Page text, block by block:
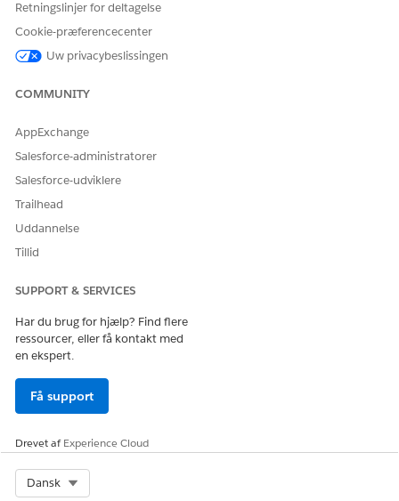
sidelayoutet.
Gem dine ændringer.
Retningslinjer for deltagelse
Cookie-præferencecenter
Uw privacybeslissingen
COMMUNITY
AppExchange
Salesforce-administratorer
Salesforce-udviklere
Trailhead
Uddannelse
Tillid
SUPPORT & SERVICES
Har du brug for hjælp? Find flere
ressourcer, eller få kontakt med
en ekspert.
Få support
Drevet afExperience Cloud
Dansk